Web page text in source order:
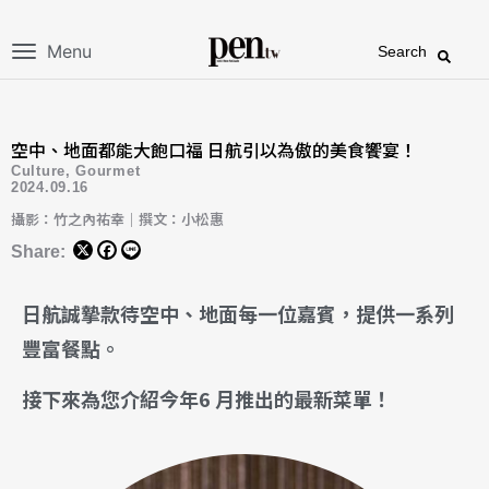
Menu Search
空中、地面都能大飽口福 日航引以為傲的美食饗宴！
Culture,Gourmet
2024.09.16
攝影：竹之內祐幸｜撰文：小松惠
Share:
日航誠摯款待空中、地面每一位嘉賓，提供一系列
豐富餐點。
接下來為您介紹今年6 月推出的最新菜單！